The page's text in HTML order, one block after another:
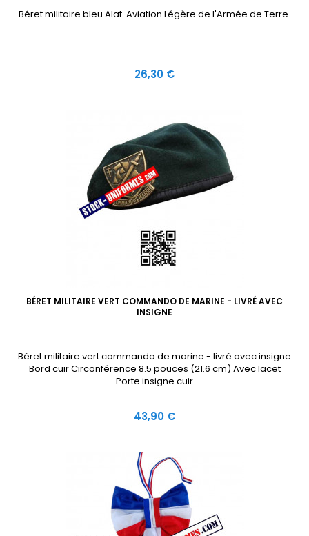
Béret militaire bleu Alat. Aviation Légère de l'Armée de Terre.
Prix
26,30 €
BÉRET MILITAIRE VERT COMMANDO DE MARINE - LIVRÉ AVEC
INSIGNE
Béret militaire vert commando de marine - livré avec insigne
Bord cuir Circonférence 8.5 pouces (21.6 cm) Avec lacet
Porte insigne cuir
Prix
43,90 €